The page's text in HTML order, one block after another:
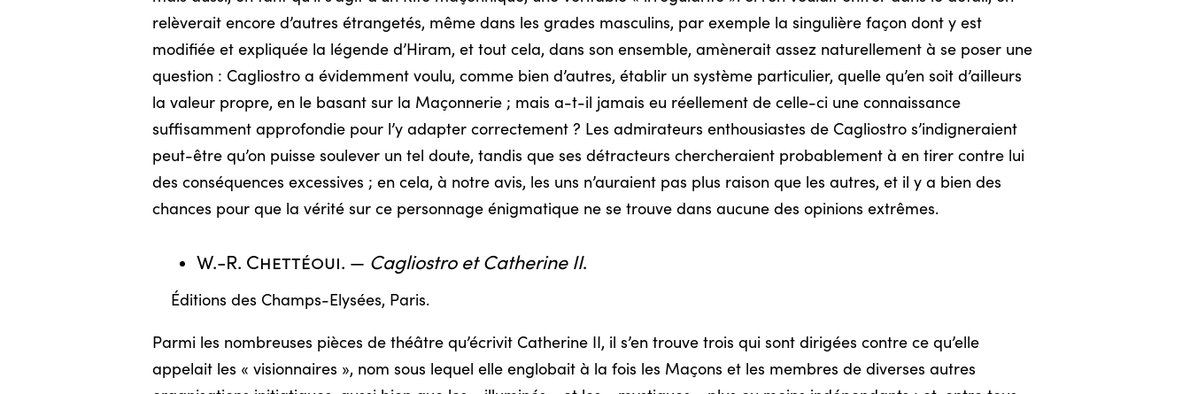
relèverait encore d’autres étrangetés, même dans les grades masculins, par exemple la singulière façon dont y est
modifiée et expliquée la légende d’Hiram, et tout cela, dans son ensemble, amènerait assez naturellement à se poser une
question : Cagliostro a évidemment voulu, comme bien d’autres, établir un système particulier, quelle qu’en soit d’ailleurs
la valeur propre, en le basant sur la Maçonnerie ; mais a-t-il jamais eu réellement de celle-ci une connaissance
suffisamment approfondie pour l’y adapter correctement ? Les admirateurs enthousiastes de Cagliostro s’indigneraient
peut-être qu’on puisse soulever un tel doute, tandis que ses détracteurs chercheraient probablement à en tirer contre lui
des conséquences excessives ; en cela, à notre avis, les uns n’auraient pas plus raison que les autres, et il y a bien des
chances pour que la vérité sur ce personnage énigmatique ne se trouve dans aucune des opinions extrêmes.
W.-R. Chettéoui. — Cagliostro et Catherine II.
Éditions des Champs-Elysées, Paris.
Parmi les nombreuses pièces de théâtre qu’écrivit Catherine II, il s’en trouve trois qui sont dirigées contre ce qu’elle
appelait les « visionnaires », nom sous lequel elle englobait à la fois les Maçons et les membres de diverses autres